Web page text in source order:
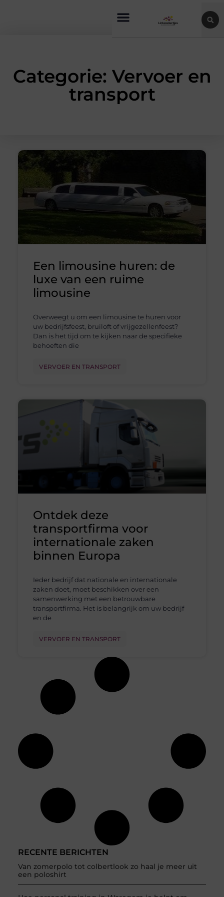
Categorie: Vervoer en
transport
RECENTE BERICHTEN
Van zomerpolo tot colbertlook zo haal je meer uit
een poloshirt
Een limousine huren: de
luxe van een ruime
limousine
Overweegt u om een limousine te huren voor
uw bedrijfsfeest, bruiloft of vrijgezellenfeest?
Dan is het tijd om te kijken naar de specifieke
behoeften die
VERVOER EN TRANSPORT
Ontdek deze
transportfirma voor
internationale zaken
binnen Europa
Ieder bedrijf dat nationale en internationale
zaken doet, moet beschikken over een
samenwerking met een betrouwbare
transportfirma. Het is belangrijk om uw bedrijf
en de
VERVOER EN TRANSPORT